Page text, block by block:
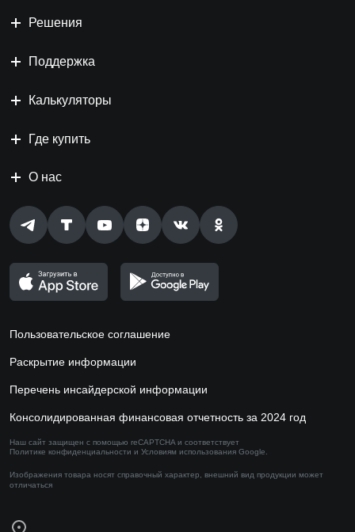
Решения
Поддержка
Калькуляторы
Где купить
О нас
Пользовательское соглашение
Раскрытие информации
Перечень инсайдерской информации
Консолидированная финансовая отчетность за 2024 год
Наш сайт защищен с помощью reCAPTCHA и соответствует
Политике конфиденциальности и Условиям использования Google.
Изображения товара носят справочный характер, внешний вид продукции может
отличаться